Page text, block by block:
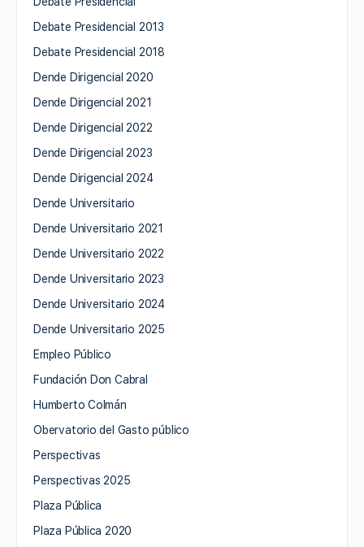
Debate Presidencial 2013
Debate Presidencial 2018
Dende Dirigencial 2020
Dende Dirigencial 2021
Dende Dirigencial 2022
Dende Dirigencial 2023
Dende Dirigencial 2024
Dende Universitario
Dende Universitario 2021
Dende Universitario 2022
Dende Universitario 2023
Dende Universitario 2024
Dende Universitario 2025
Empleo Público
Fundación Don Cabral
Humberto Colmán
Obervatorio del Gasto público
Perspectivas
Perspectivas 2025
Plaza Pública
Plaza Pública 2020